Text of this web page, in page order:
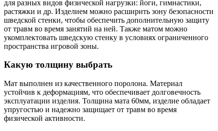
для разных видов физической нагрузки: йоги, гимнастики,
растяжки и др. Изделием можно расширить зону безопасности
шведской стенки, чтобы обеспечить дополнительную защиту
от травм во время занятий на ней. Также матом можно
укомплектовать шведскую стенку в условиях ограниченного
пространства игровой зоны.
Какую толщину выбрать
Мат выполнен из качественного поролона. Материал
устойчив к деформациям, что обеспечивает долговечность
эксплуатации изделия. Толщина мата 60мм, изделие обладает
упругостью и надежно защищает от травм во время
физической активности.